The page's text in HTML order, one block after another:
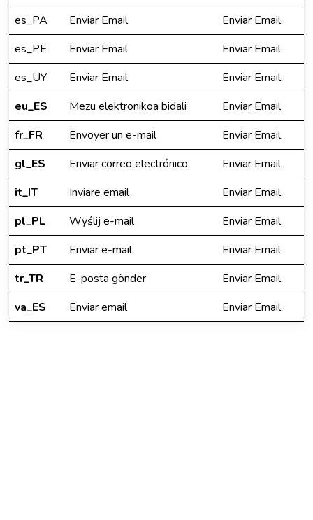
es_PA
Enviar Email
Enviar Email
es_PE
Enviar Email
Enviar Email
es_UY
Enviar Email
Enviar Email
eu_ES
Mezu elektronikoa bidali
Enviar Email
fr_FR
Envoyer un e-mail
Enviar Email
gl_ES
Enviar correo electrónico
Enviar Email
it_IT
Inviare email
Enviar Email
pl_PL
Wyślij e-mail
Enviar Email
pt_PT
Enviar e-mail
Enviar Email
tr_TR
E-posta gönder
Enviar Email
va_ES
Enviar email Enviar Email